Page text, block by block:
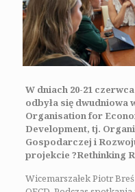
W dniach 20-21
odbyła się dwudniowa
Organisation for
Development, tj.
Gospodarczej i
projekcie ?Rethinking
Wicemarszałek Piotr